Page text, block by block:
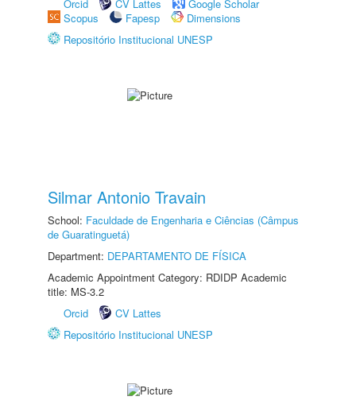
Orcid
CV Lattes
Google Scholar
Scopus
Fapesp
Dimensions
Repositório Institucional UNESP
Silmar Antonio Travain
School: Faculdade de Engenharia e Ciências (Câmpus
de Guaratinguetá)
Department: DEPARTAMENTO DE FÍSICA
Academic Appointment Category: RDIDP Academic
title: MS-3.2
Orcid
CV Lattes
Repositório Institucional UNESP